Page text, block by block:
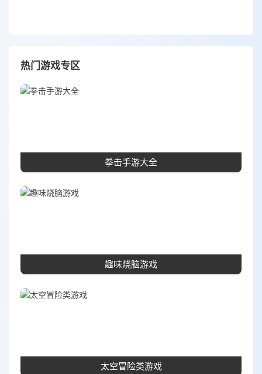
热门游戏专区
拳击手游大全
趣味烧脑游戏
太空冒险类游戏